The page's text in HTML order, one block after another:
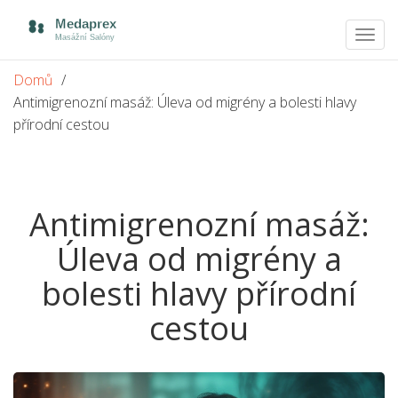
Domů
Antimigrenozní masáž: Úleva od migrény a bolesti hlavy
přírodní cestou
Antimigrenozní masáž:
Úleva od migrény a
bolesti hlavy přírodní
cestou